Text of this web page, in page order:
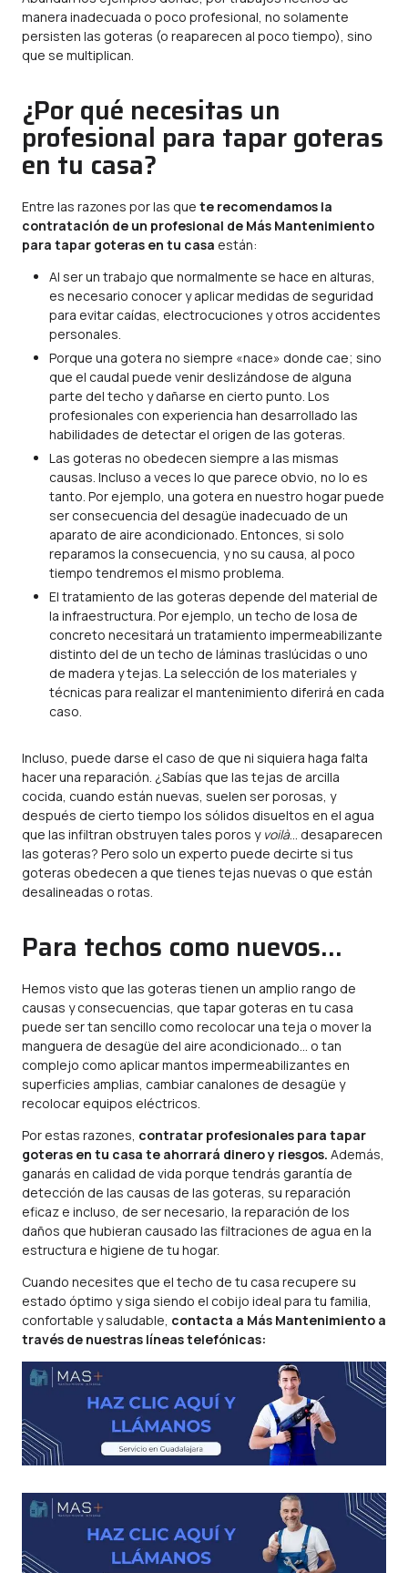
manera inadecuada o poco profesional, no solamente
persisten las goteras (o reaparecen al poco tiempo), sino
que se multiplican.
¿Por qué necesitas un
profesional para tapar goteras
en tu casa?
Entre las razones por las que te recomendamos la
contratación de un profesional de Más Mantenimiento
para tapar goteras en tu casa están:
Al ser un trabajo que normalmente se hace en alturas,
es necesario conocer y aplicar medidas de seguridad
para evitar caídas, electrocuciones y otros accidentes
personales.
Porque una gotera no siempre «nace» donde cae; sino
que el caudal puede venir deslizándose de alguna
parte del techo y dañarse en cierto punto. Los
profesionales con experiencia han desarrollado las
habilidades de detectar el origen de las goteras.
Las goteras no obedecen siempre a las mismas
causas. Incluso a veces lo que parece obvio, no lo es
tanto. Por ejemplo, una gotera en nuestro hogar puede
ser consecuencia del desagüe inadecuado de un
aparato de aire acondicionado. Entonces, si solo
reparamos la consecuencia, y no su causa, al poco
tiempo tendremos el mismo problema.
El tratamiento de las goteras depende del material de
la infraestructura. Por ejemplo, un techo de losa de
concreto necesitará un tratamiento impermeabilizante
distinto del de un techo de láminas traslúcidas o uno
de madera y tejas. La selección de los materiales y
técnicas para realizar el mantenimiento diferirá en cada
caso.
Incluso, puede darse el caso de que ni siquiera haga falta
hacer una reparación. ¿Sabías que las tejas de arcilla
cocida, cuando están nuevas, suelen ser porosas, y
después de cierto tiempo los sólidos disueltos en el agua
que las infiltran obstruyen tales poros y voilà… desaparecen
las goteras? Pero solo un experto puede decirte si tus
goteras obedecen a que tienes tejas nuevas o que están
desalineadas o rotas.
Para techos como nuevos…
Hemos visto que las goteras tienen un amplio rango de
causas y consecuencias, que tapar goteras en tu casa
puede ser tan sencillo como recolocar una teja o mover la
manguera de desagüe del aire acondicionado… o tan
complejo como aplicar mantos impermeabilizantes en
superficies amplias, cambiar canalones de desagüe y
recolocar equipos eléctricos.
Por estas razones, contratar profesionales para tapar
goteras en tu casa te ahorrará dinero y riesgos. Además,
ganarás en calidad de vida porque tendrás garantía de
detección de las causas de las goteras, su reparación
eficaz e incluso, de ser necesario, la reparación de los
daños que hubieran causado las filtraciones de agua en la
estructura e higiene de tu hogar.
Cuando necesites que el techo de tu casa recupere su
estado óptimo y siga siendo el cobijo ideal para tu familia,
confortable y saludable, contacta a Más Mantenimiento a
través de nuestras líneas telefónicas: